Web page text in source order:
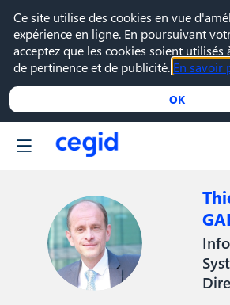
TG
Ce site utilise des cookies en vue
expérience en ligne. En poursuivant
acceptez que les cookies soient utilisés
de pertinence et de publicité. En savoir
OK